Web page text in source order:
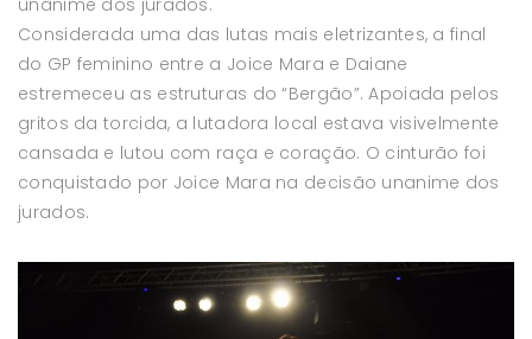
Considerada uma das lutas mais eletrizantes, a final
do GP feminino entre a Joice Mara e Daiane
estremeceu as estruturas do “Bergão”. Apoiada pelos
gritos da torcida, a lutadora local estava visivelmente
cansada e lutou com raça e coração. O cinturão foi
conquistado por Joice Mara na decisão unanime dos
jurados.